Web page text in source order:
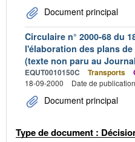
Document principal
Circulaire n° 2000-68 du
l'élaboration des plans
(texte non paru au
EQUT0010150C Transports
18-09-2000
Date de
Document principal
Type de document :